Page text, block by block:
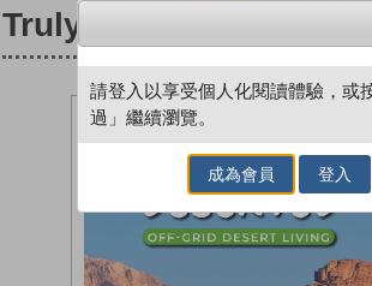
Truly Deserted
請登入以享受個人化閱讀體驗，或
過」繼續瀏覽。
成為會員 登入